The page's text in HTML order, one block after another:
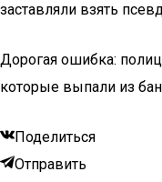
заставляли взять
Дорогая ошибка:
которые выпали из
Поделиться
Отправить